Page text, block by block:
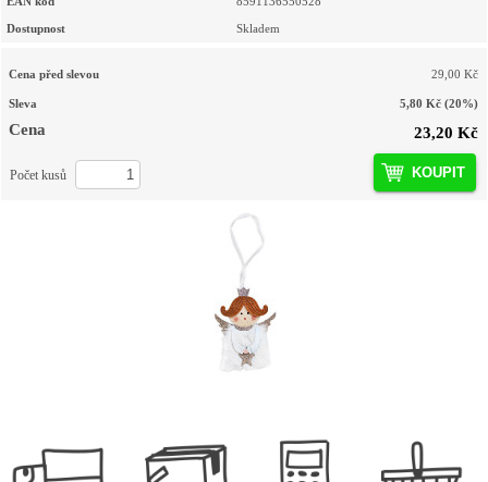
Dostupnost Skladem
Cena před slevou 29,00 Kč
Sleva 5,80 Kč (20%)
Cena 23,20 Kč
KOUPIT
Počet kusů